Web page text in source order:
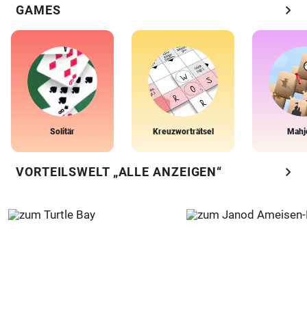
GAMES chevron_right
Solitär Kreuzworträtsel
VORTEILSWELT „ALLE ANZEIGEN“ chevron_right